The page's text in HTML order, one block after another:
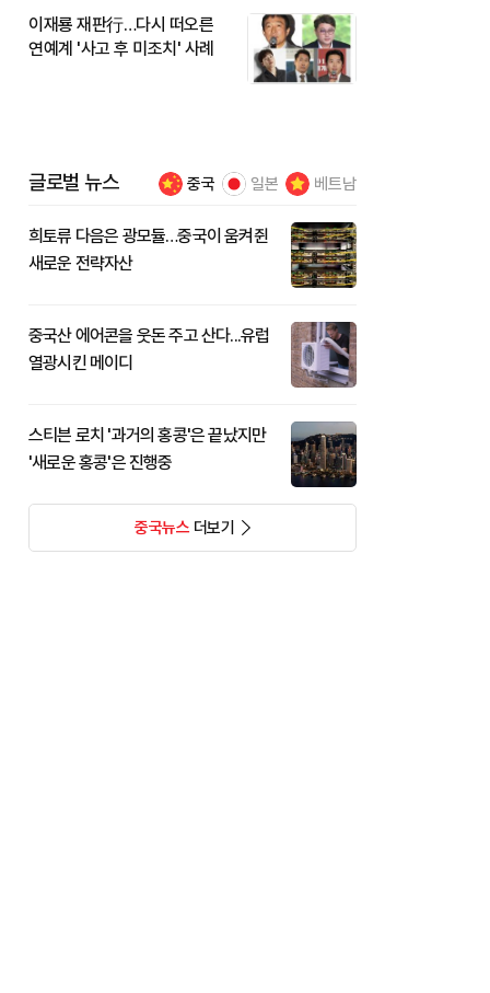
이재룡 재판行…다시 떠오른
연예계 '사고 후 미조치' 사례
글로벌 뉴스 중국 일본 베트남
희토류 다음은 광모듈…중국이 움켜쥔
새로운 전략자산
중국산 에어콘을 웃돈 주고 산다...유럽
열광시킨 메이디
스티븐 로치 '과거의 홍콩'은 끝났지만
'새로운 홍콩'은 진행중
중국뉴스더보기